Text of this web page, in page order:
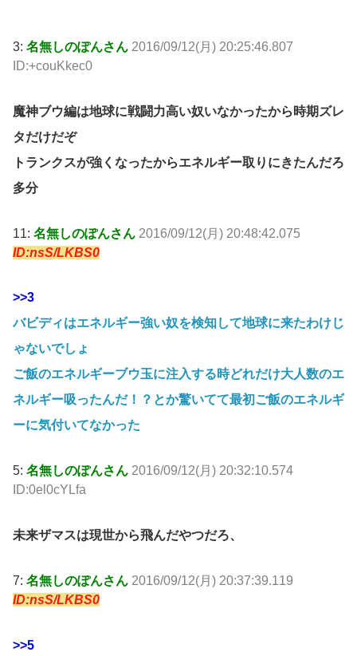
3: 名無しのぽんさん 2016/09/12(月) 20:25:46.807
ID:+couKkec0
魔神ブウ編は地球に戦闘力高い奴いなかったから時期ズレ
タだけだぞ
トランクスが強くなったからエネルギー取りにきたんだろ
多分
11: 名無しのぽんさん 2016/09/12(月) 20:48:42.075
ID:nsS/LKBS0
>>3
バビディはエネルギー強い奴を検知して地球に来たわけじ
ゃないでしょ
ご飯のエネルギーブウ玉に注入する時どれだけ大人数のエ
ネルギー吸ったんだ！？とか驚いてて最初ご飯のエネルギ
ーに気付いてなかった
5: 名無しのぽんさん 2016/09/12(月) 20:32:10.574
ID:0el0cYLfa
未来ザマスは現世から飛んだやつだろ、
7: 名無しのぽんさん 2016/09/12(月) 20:37:39.119
ID:nsS/LKBS0
>>5